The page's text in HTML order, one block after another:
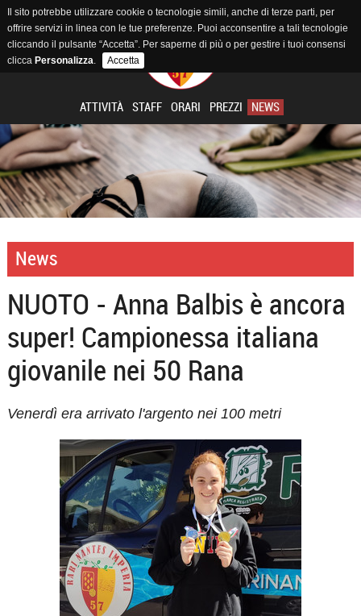
ATTIVITÀ STAFF ORARI PREZZI NEWS
News
NUOTO - Anna Balbis è ancora
super! Campionessa italiana
giovanile nei 50 Rana
Venerdì era arrivato l'argento nei 100 metri
Il sito potrebbe utilizzare cookie o tecnologie simili, anche di terze parti, per
offrire servizi in linea con le tue preferenze. Puoi acconsentire a tali tecnologie
cliccando il pulsante “Accetta”. Per saperne di più o per gestire i tuoi consensi
clicca Personalizza. Accetta